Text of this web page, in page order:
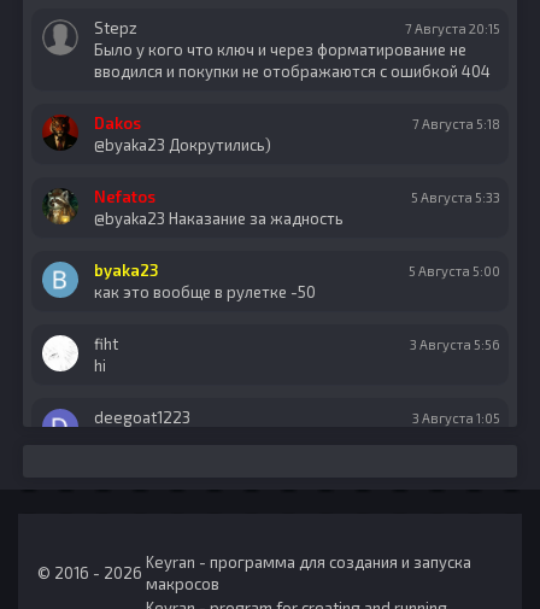
Stepz 7 Августа 20:15
Было у кого что ключ и через форматирование не
вводился и покупки не отображаются с ошибкой 404
Dakos 7 Августа 5:18
@byaka23 Докрутились)
Nefatos 5 Августа 5:33
@byaka23 Наказание за жадность
byaka23 5 Августа 5:00
как это вообще в рулетке -50
fiht 3 Августа 5:56
hi
deegoat1223 3 Августа 1:05
deegoat1223 3 Августа 1:05
Nefatos 1 Августа 12:57
© 2016 - 2026
Keyran - программа для создания и запуска
макросов